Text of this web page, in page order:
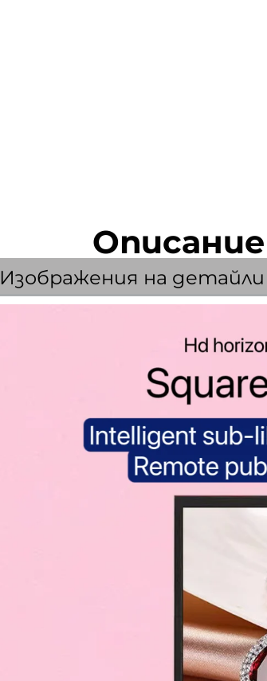
Изображения на детайли